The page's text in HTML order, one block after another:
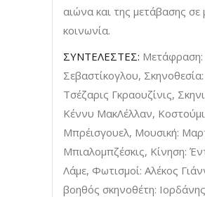
αιώνα και της μετάβασης σε
κοινωνία.
ΣΥΝΤΕΛΕΣΤΕΣ: Μετάφραση:
Σεβαστίκογλου, Σκηνοθεσία:
Τσέζαρις Γκραουζίνις,
Κέννυ ΜακΛέλλαν,
Μπρέισγουελ, Μουσική:
Μπιαλομπζέσκις, Κίνηση:
Λάμε, Φωτισμοί: Αλέκος
βοηθός σκηνοθέτη: Ιορδάνης